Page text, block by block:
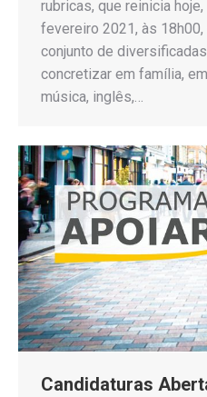
rubricas, que reinicia
fevereiro 2021, às
conjunto de
concretizar em família,
música, inglês,…
Candidaturas